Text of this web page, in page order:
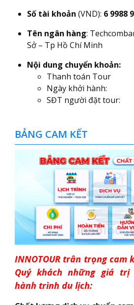
Số tài khoản (VND): 6 9988
Tên ngân hàng:
Sở – Tp Hồ Chí Minh
Nội dung chuyển khoản:
Thanh toán Tour
Ngày khởi hành:
SĐT người đặt tour:
BẢNG CAM KẾT
INNOTOUR trân trọng cam
Quý khách những giá
hành trình du lịch: